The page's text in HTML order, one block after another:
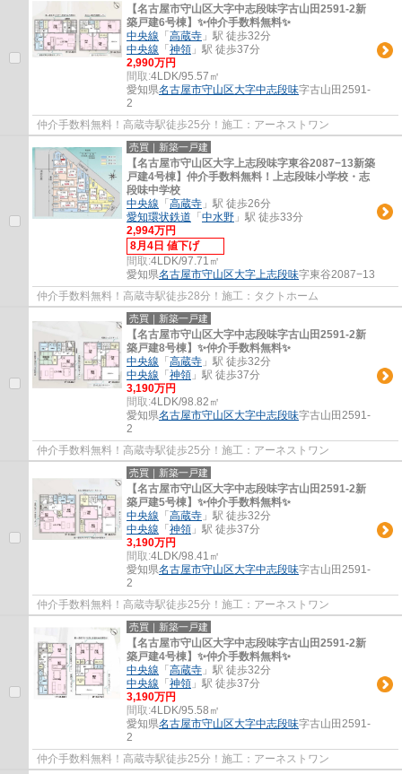
【名古屋市守山区大字中志段味字古山田2591-2新
築戸建6号棟】✨️仲介手数料無料✨️
中央線 「 高蔵寺 」駅 徒歩32分
中央線 「 神領 」駅 徒歩37分
2,990万円
間取:4LDK/95.57㎡
愛知県名古屋市守山区大字中志段味字古山田2591-
2
仲介手数料無料！高蔵寺駅徒歩25分！施工：アーネストワン
売買｜新築一戸建
【名古屋市守山区大字上志段味字東谷2087−13新築
戸建4号棟】仲介手数料無料！上志段味小学校・志
段味中学校
中央線 「 高蔵寺 」駅 徒歩26分
愛知環状鉄道 「 中水野 」駅 徒歩33分
2,994万円
8月4日 値下げ
間取:4LDK/97.71㎡
愛知県名古屋市守山区大字上志段味字東谷2087−13
仲介手数料無料！高蔵寺駅徒歩28分！施工：タクトホーム
売買｜新築一戸建
【名古屋市守山区大字中志段味字古山田2591-2新
築戸建8号棟】✨️仲介手数料無料✨️
中央線 「 高蔵寺 」駅 徒歩32分
中央線 「 神領 」駅 徒歩37分
3,190万円
間取:4LDK/98.82㎡
愛知県名古屋市守山区大字中志段味字古山田2591-
2
仲介手数料無料！高蔵寺駅徒歩25分！施工：アーネストワン
売買｜新築一戸建
【名古屋市守山区大字中志段味字古山田2591-2新
築戸建5号棟】✨️仲介手数料無料✨️
中央線 「 高蔵寺 」駅 徒歩32分
中央線 「 神領 」駅 徒歩37分
3,190万円
間取:4LDK/98.41㎡
愛知県名古屋市守山区大字中志段味字古山田2591-
2
仲介手数料無料！高蔵寺駅徒歩25分！施工：アーネストワン
売買｜新築一戸建
【名古屋市守山区大字中志段味字古山田2591-2新
築戸建4号棟】✨️仲介手数料無料✨️
中央線 「 高蔵寺 」駅 徒歩32分
中央線 「 神領 」駅 徒歩37分
3,190万円
間取:4LDK/95.58㎡
愛知県名古屋市守山区大字中志段味字古山田2591-
2
仲介手数料無料！高蔵寺駅徒歩25分！施工：アーネストワン